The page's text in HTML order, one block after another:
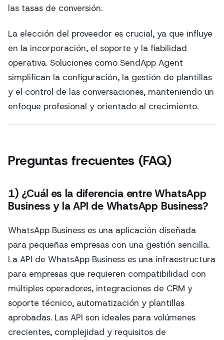
las tasas de conversión.
La elección del proveedor es crucial, ya que influye
en la incorporación, el soporte y la fiabilidad
operativa. Soluciones como SendApp Agent
simplifican la configuración, la gestión de plantillas
y el control de las conversaciones, manteniendo un
enfoque profesional y orientado al crecimiento.
Preguntas frecuentes (FAQ)
1) ¿Cuál es la diferencia entre WhatsApp
Business y la API de WhatsApp Business?
WhatsApp Business es una aplicación diseñada
para pequeñas empresas con una gestión sencilla.
La API de WhatsApp Business es una infraestructura
para empresas que requieren compatibilidad con
múltiples operadores, integraciones de CRM y
soporte técnico, automatización y plantillas
aprobadas. Las API son ideales para volúmenes
crecientes, complejidad y requisitos de